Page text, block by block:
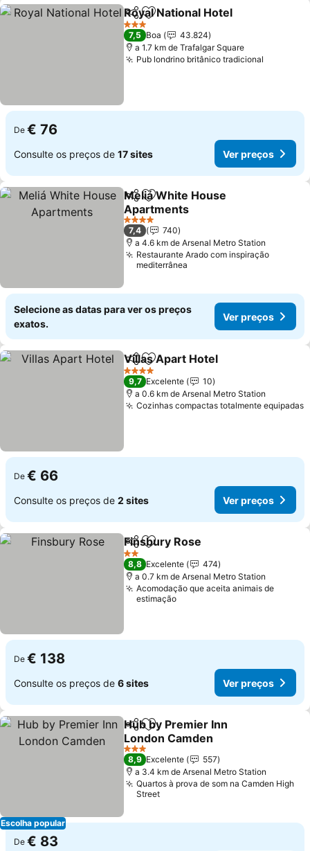
PartilharAdicionar aos favoritos
Royal National Hotel
3 Estrelas
7,5 Boa
43.824
a 1.7 km de Trafalgar Square
Pub londrino britânico tradicional
De € 76
Consulte os preços de 17 sites Ver preços
PartilharAdicionar aos favoritos
Meliá White House
Apartments
Ver preços
4 Estrelas
7,4
740
a 4.6 km de Arsenal Metro Station
Restaurante Arado com inspiração
mediterrânea
Selecione as datas para ver os preços
exatos.
Ver preços
PartilharAdicionar aos favoritos
Villas Apart Hotel
4 Estrelas
9,7 Excelente
10
a 0.6 km de Arsenal Metro Station
Cozinhas compactas totalmente equipadas
De € 66
Consulte os preços de 2 sites Ver preços
PartilharAdicionar aos favoritos
Finsbury Rose
2 Estrelas
8,8 Excelente
474
a 0.7 km de Arsenal Metro Station
Acomodação que aceita animais de
estimação
De € 138
Consulte os preços de 6 sites Ver preços
Escolha popular
PartilharAdicionar aos favoritos
Hub by Premier Inn
London Camden
Ver preços
3 Estrelas
8,9 Excelente
557
a 3.4 km de Arsenal Metro Station
Quartos à prova de som na Camden High
Street
De € 83